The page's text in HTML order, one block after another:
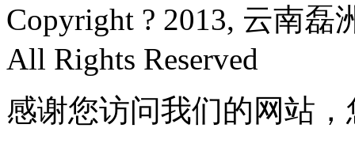
Copyright ? 2013, 云南
All Rights Reserved
感谢您访问我们的网站